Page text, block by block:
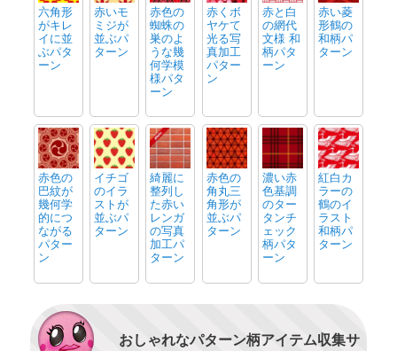
六角形
がキレ
イに並
ぶパタ
ーン
赤いモ
ミジが
並ぶパ
ターン
赤色の
蜘蛛の
巣のよ
うな幾
何学模
様パタ
ーン
赤くボ
ヤケて
光る写
真加工
パター
ン
赤と白
の網代
文様 和
柄パタ
ーン
赤い菱
形鶴の
和柄パ
ターン
赤色の
巴紋が
幾何学
的につ
ながる
パター
ン
イチゴ
のイラ
ストが
並ぶパ
ターン
綺麗に
整列し
た赤い
レンガ
の写真
加工パ
ターン
赤色の
角丸三
角形が
並ぶパ
ターン
濃い赤
色基調
のター
タンチ
ェック
柄パタ
ーン
紅白カ
ラーの
鶴のイ
ラスト
和柄パ
ターン
おしゃれなパターン柄アイテム収集サ